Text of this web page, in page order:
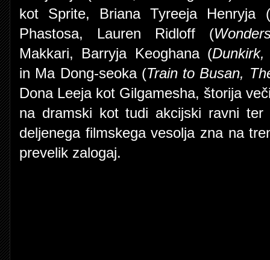
kot Sprite, Briana Tyreeja Henryja (
Phastosa, Lauren Ridloff (
Makkari, Barryja Keoghana (
in Ma Dong-seoka (Train to Busan,
Dona Leeja kot Gilgamesha, štorija
na dramski kot tudi akcijski ravni ter
deljenega filmskega vesolja zna na
prevelik zalogaj.